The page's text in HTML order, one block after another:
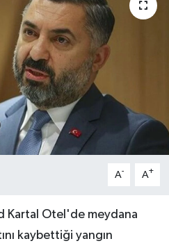
A- A+
Kartal Otel'de meydana
kaybettiği yangın